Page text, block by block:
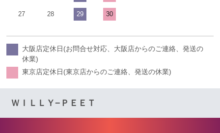
27 28 29 30
大阪店定休日(お問合せ対応、大阪店からのご連絡、発送の
休業)
東京店定休日(東京店からのご連絡、発送の休業)
ＷＩＬＬＹ−ＰＥＥＴ